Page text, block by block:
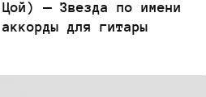
— Звезда по имени
для гитары